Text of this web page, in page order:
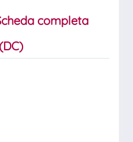
completa